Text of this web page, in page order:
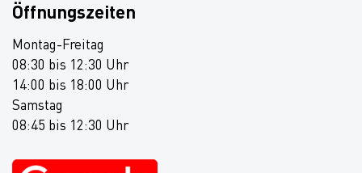
Öffnungszeiten
Montag-Freitag
08:30 bis 12:30 Uhr
14:00 bis 18:00 Uhr
Samstag
08:45 bis 12:30 Uhr